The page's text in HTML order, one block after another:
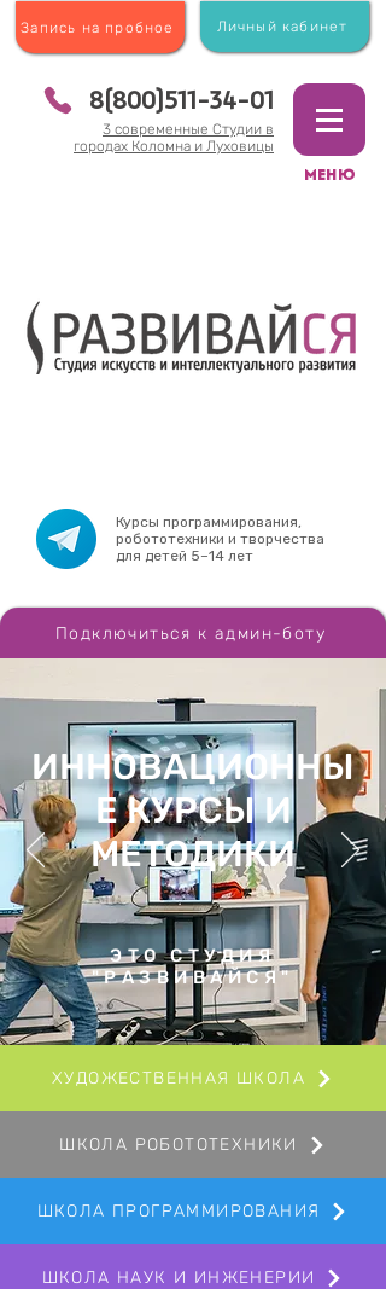
3 современные Студии в
городах Коломна и Луховицы
8(800)511-34-01
Запись на пробное Личный кабинет
Курсы программирования,
робототехники и творчества
для детей 5–14 лет
Подключиться к админ-боту
МЕНЮ
ИННОВАЦИОННЫ
Е КУРСЫ И
МЕТОДИКИ
ЭТО СТУДИЯ
"РАЗВИВАЙСЯ"
ХУДОЖЕСТВЕННАЯ ШКОЛА
ШКОЛА РОБОТОТЕХНИКИ
ШКОЛА ПРОГРАММИРОВАНИЯ
ШКОЛА НАУК И ИНЖЕНЕРИИ